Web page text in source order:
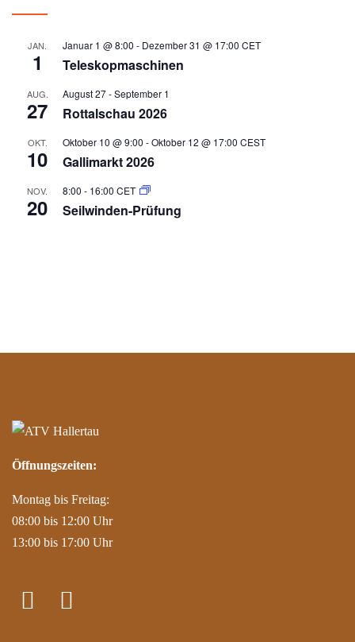
JAN.
1
Januar 1 @ 8:00 - Dezember 31 @ 17:00 CET
Teleskopmaschinen
AUG.
27
August 27-September 1
Rottalschau 2026
OKT.
10
Oktober 10 @ 9:00 -Oktober 12 @ 17:00 CEST
Gallimarkt 2026
NOV.
20
8:00 - 16:00 CET
Seilwinden-Prüfung
Öffnungszeiten:
Montag bis Freitag:
08:00 bis 12:00 Uhr
13:00 bis 17:00 Uhr